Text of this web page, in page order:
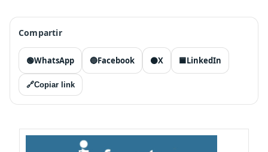
Compartir
🟢WhatsApp 🔵Facebook ⚫X 🟦LinkedIn
🔗Copiar link